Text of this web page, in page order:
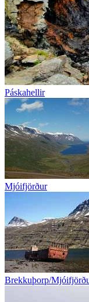
Páskahellir
Mjóifjörður
Brekkuþorp/